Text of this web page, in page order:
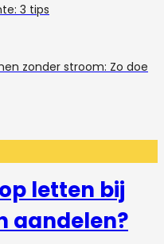
3 tips
zonder stroom: Zo doe
letten bij
aandelen?